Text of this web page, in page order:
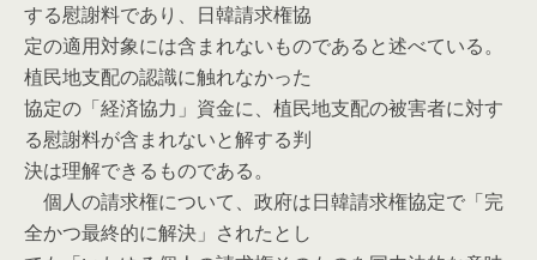
する慰謝料であり、日韓請求権協
定の適用対象には含まれないものであると述べている。
植民地支配の認識に触れなかった
協定の「経済協力」資金に、植民地支配の被害者に対す
る慰謝料が含まれないと解する判
決は理解できるものである。
個人の請求権について、政府は日韓請求権協定で「完
全かつ最終的に解決」されたとし